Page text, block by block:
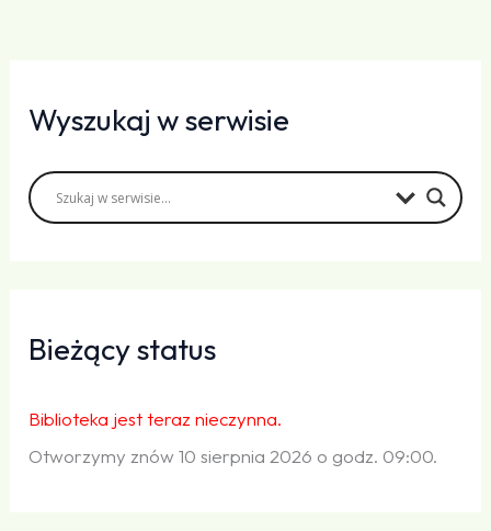
Wyszukaj w serwisie
Bieżący status
Biblioteka jest teraz nieczynna.
Otworzymy znów 10 sierpnia 2026 o godz. 09:00.